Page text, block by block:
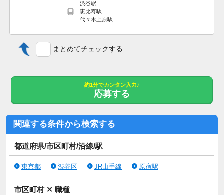
渋谷駅
恵比寿駅
代々木上原駅
まとめてチェックする
約1分でカンタン入力♪
応募する
関連する条件から検索する
都道府県/市区町村/沿線/駅
東京都 渋谷区 JR山手線 原宿駅
市区町村 ✕ 職種